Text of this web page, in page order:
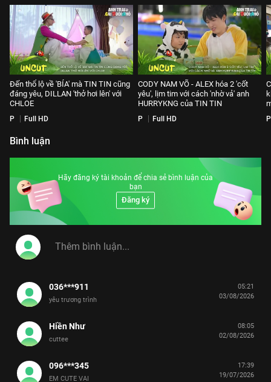
Đến thổ lộ về 'BÍA' mà TIN TIN cũng
đáng yêu, DILLAN 'thở hơi lên' với
CHLOE
P Full HD
CODY NAM VÕ - ALEX hóa 2 'cốt
yêu', lịm tim với cách 'nhờ vả' anh
HURRYKNG của TIN TIN
P Full HD P
Bình luận
Hãy đăng ký tài khoản để chia sẻ bình luận của
bạn
Đăng ký
036***911
yêu trương trình
05:21
03/08/2026
Hiền Như
cuttee
08:05
02/08/2026
096***345
EM CUTE VAI
17:39
19/07/2026